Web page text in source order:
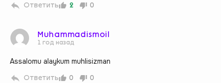
2 0
Ответить
Muhammadismoil
1 год назад
Assalomu alaykum muhlisizman
0 0
Ответить